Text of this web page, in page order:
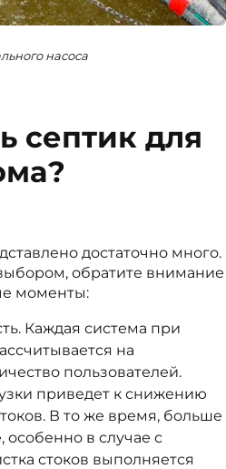
насоса
септик для
достаточно много.
обратите внимание
моменты:
Каждая система при
на
пользователей.
приведет к снижению
В то же время, больше
в случае с
стоков выполняется